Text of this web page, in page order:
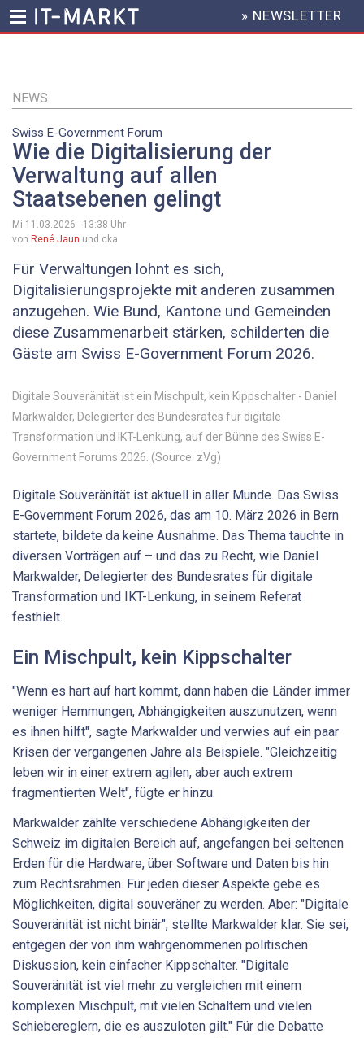
Inhalt
HEADER
MENU
» NEWSLETTER
NEWS
Swiss E-Government Forum
Wie die Digitalisierung der
Verwaltung auf allen
Staatsebenen gelingt
Mi 11.03.2026 - 13:38 Uhr
von René Jaun und cka
Für Verwaltungen lohnt es sich,
Digitalisierungsprojekte mit anderen zusammen
anzugehen. Wie Bund, Kantone und ­Gemeinden
diese Zusammenarbeit stärken, schilderten die
Gäste am Swiss E-Government Forum 2026.
Digitale Souveränität ist ein Mischpult, kein Kippschalter - Daniel
Markwalder, Delegierter des Bundesrates für digitale
Transformation und IKT-Lenkung, auf der Bühne des Swiss E-
Government Forums 2026. (Source: zVg)
Digitale Souveränität ist aktuell in aller Munde. Das Swiss
E-Government Forum 2026, das am 10. März 2026 in Bern
startete, bildete da keine Ausnahme. Das Thema tauchte in
diversen Vorträgen auf – und das zu Recht, wie Daniel
Markwalder, Delegierter des Bundesrates für digitale
Transformation und IKT-Lenkung, in seinem Referat
festhielt.
Ein Mischpult, kein Kippschalter
"Wenn es hart auf hart kommt, dann haben die Länder immer
weniger Hemmungen, Abhängigkeiten auszunutzen, wenn
es ihnen hilft", sagte Markwalder und verwies auf ein paar
Krisen der vergangenen Jahre als Beispiele. "Gleichzeitig
leben wir in einer extrem agilen, aber auch extrem
fragmentierten Welt", fügte er hinzu.
Markwalder zählte verschiedene Abhängigkeiten der
Schweiz im digitalen Bereich auf, angefangen bei seltenen
Erden für die Hardware, über Software und Daten bis hin
zum Rechtsrahmen. Für jeden dieser Aspekte gebe es
Möglichkeiten, digital souveräner zu werden. Aber: "Digitale
Souveränität ist nicht binär", stellte Markwalder klar. Sie sei,
entgegen der von ihm wahrgenommenen politischen
Diskus­sion, kein einfacher Kippschalter. "Digitale
Souveränität ist viel mehr zu vergleichen mit einem
komplexen Mischpult, mit vielen Schaltern und vielen
Schiebereglern, die es auszuloten gilt." Für die Debatte